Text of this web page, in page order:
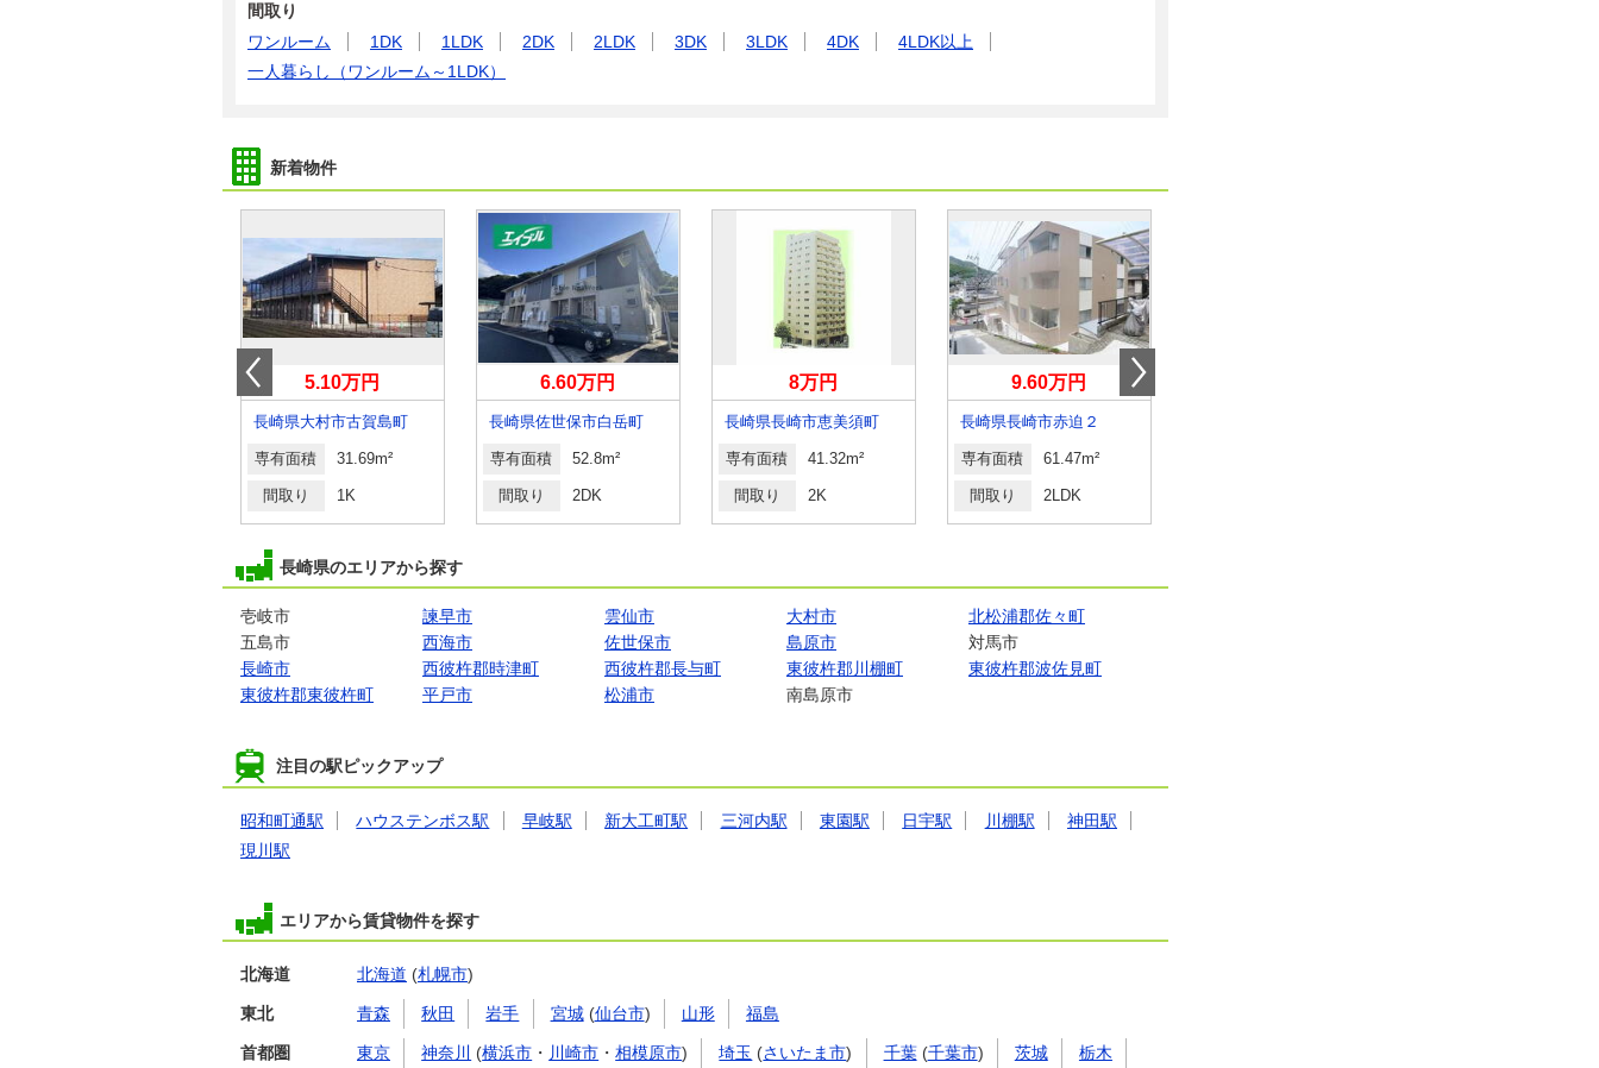
間取り
ワンルーム
1DK 1LDK 2DK 2LDK 3DK 3LDK 4DK
4LDK以上
一人暮らし（ワンルーム～1LDK）
新着物件
5.10万円
長崎県大村市古賀島町
専有面積 31.69m²
間取り 1K
6.60万円
長崎県佐世保市白岳町
専有面積 52.8m²
間取り 2DK
8万円
長崎県長崎市恵美須町
専有面積 41.32m²
間取り 2K
9.60万円
長崎県長崎市赤迫２
専有面積 61.47m²
間取り 2LDK
長崎県のエリアから探す
壱岐市 諫早市 雲仙市 大村市
北松浦郡佐々町
五島市
西海市 佐世保市 島原市
対馬市
長崎市
西彼杵郡時津町 西彼杵郡長与町 東彼杵郡川棚町
東彼杵郡波佐見町
東彼杵郡東彼杵町
平戸市 松浦市 南島原市
注目の駅ピックアップ
昭和町通駅 ハウステンボス駅 早岐駅 新大工町駅 三河内駅 東園駅 日宇駅 川棚駅
神田駅
現川駅
エリアから賃貸物件を探す
北海道 北海道 (札幌市)
東北 青森 秋田 岩手 宮城(仙台市) 山形 福島
首都圏 東京 神奈川 (横浜市 ・ 川崎市 ・相模原市) 埼玉 (さいたま市) 千葉(千葉市) 茨城 栃木